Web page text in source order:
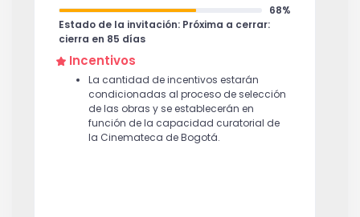
68%
Estado de la invitación: Próxima a cerrar:
cierra en 85 días
Incentivos
La cantidad de incentivos estarán
condicionadas al proceso de selección
de las obras y se establecerán en
función de la capacidad curatorial de
la Cinemateca de Bogotá.